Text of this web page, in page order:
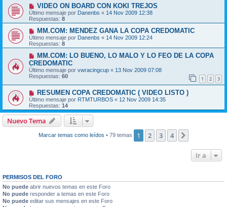
VIDEO ON BOARD CON KOKI TREJOS
Último mensaje por Danenbs « 14 Nov 2009 12:38
Respuestas: 8
MM.COM: MENDEZ GANA LA COPA CREDOMATIC
Último mensaje por Danenbs « 14 Nov 2009 12:24
Respuestas: 8
MM.COM: LO BUENO, LO MALO Y LO FEO DE LA COPA
CREDOMATIC
Último mensaje por vwracingcup « 13 Nov 2009 07:08
Respuestas: 60 1 2 3
RESUMEN COPA CREDOMATIC ( VIDEO LISTO )
Último mensaje por RTMTURBOS « 12 Nov 2009 14:35
Respuestas: 14
Nuevo Tema
Marcar temas como leídos • 79 temas 1 2 3 4
Ir a
PERMISOS DEL FORO
No puede abrir nuevos temas en este Foro
No puede responder a temas en este Foro
No puede editar sus mensajes en este Foro